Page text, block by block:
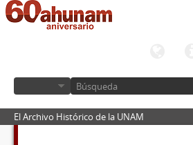
El Archivo Histórico de la UNAM